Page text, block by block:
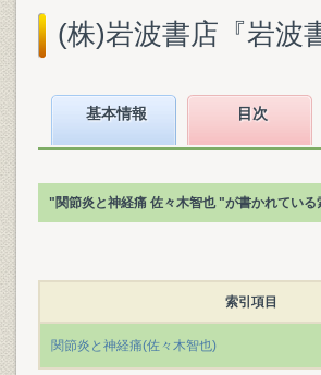
(株)岩波書店『岩波
基本情報 目次
"関節炎と神経痛 佐々木智也 "が書かれてい
索引項目
関節炎と神経痛(佐々木智也)